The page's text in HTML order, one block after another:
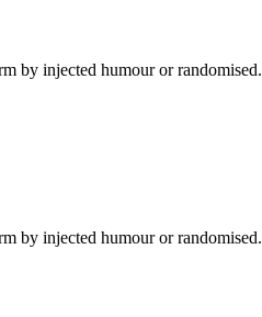
by injected humour or randomised.
by injected humour or randomised.